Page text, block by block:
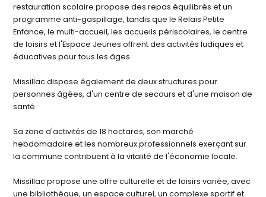
restauration scolaire propose des repas équilibrés et un
programme anti-gaspillage, tandis que le Relais Petite
Enfance, le multi-accueil, les accueils périscolaires, le centre
de loisirs et l'Espace Jeunes offrent des activités ludiques et
éducatives pour tous les âges.
Missillac dispose également de deux structures pour
personnes âgées, d'un centre de secours et d'une maison de
santé.
Sa zone d'activités de 18 hectares, son marché
hebdomadaire et les nombreux professionnels exerçant sur
la commune contribuent à la vitalité de l'économie locale.
Missillac propose une offre culturelle et de loisirs variée, avec
une bibliothèque, un espace culturel, un complexe sportif et